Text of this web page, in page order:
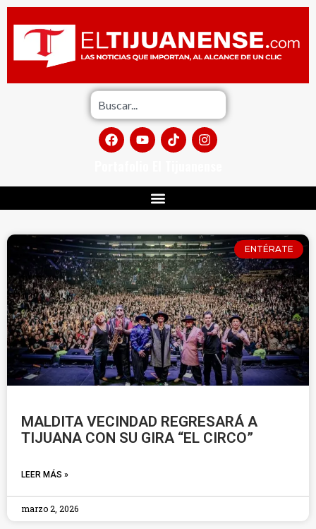
ENTÉRATE
MALDITA VECINDAD REGRESARÁ A
TIJUANA CON SU GIRA “EL CIRCO”
LEER MÁS »
marzo 2, 2026